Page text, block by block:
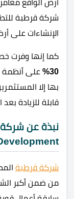
أرض الواقع
شركة قرطبة
الإنشاءات على
كما إنها وفرت
30%
على أنظمة
بها إلا
قابلة للزيادة
شركة قرطبة
من ضمن أكبر